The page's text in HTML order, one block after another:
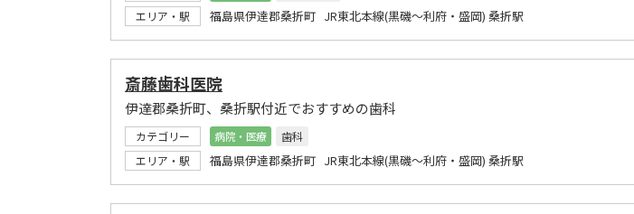
エリア・駅
福島県伊達郡桑折町 JR東北本線(黒磯～利府・盛岡) 桑折駅
斎藤歯科医院
伊達郡桑折町、桑折駅付近でおすすめの歯科
カテゴリー 病院・医療
歯科
エリア・駅
福島県伊達郡桑折町 JR東北本線(黒磯～利府・盛岡) 桑折駅